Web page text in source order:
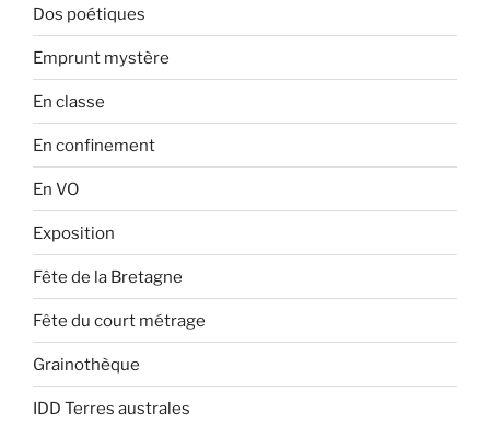
Dos poétiques
Emprunt mystère
En classe
En confinement
En VO
Exposition
Fête de la Bretagne
Fête du court métrage
Grainothèque
IDD Terres australes